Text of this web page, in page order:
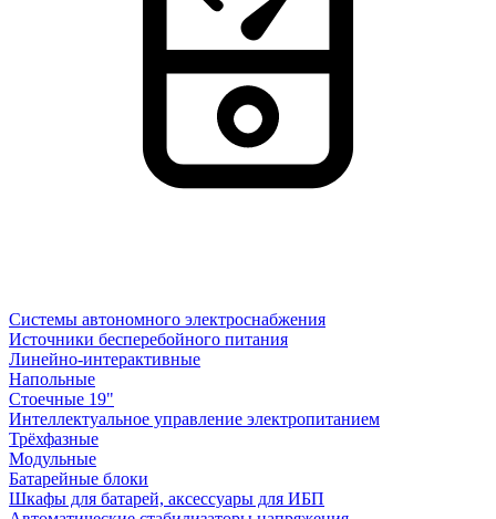
Системы автономного электроснабжения
Источники бесперебойного питания
Линейно-интерактивные
Напольные
Стоечные 19"
Интеллектуальное управление электропитанием
Трёхфазные
Модульные
Батарейные блоки
Шкафы для батарей, аксессуары для ИБП